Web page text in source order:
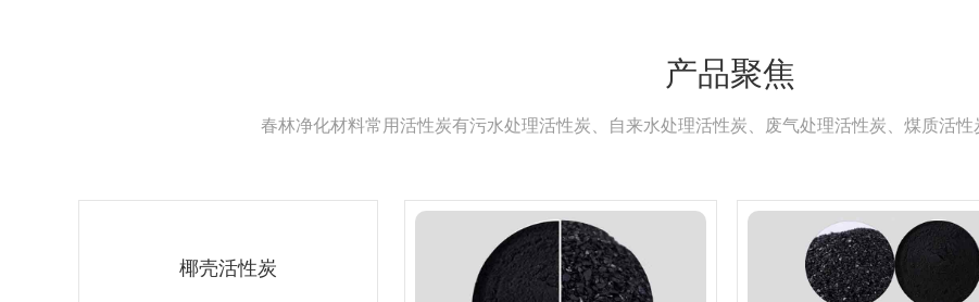
产品聚焦
春林净化材料常用活性炭有污水处理活性炭、自来水处理活性炭、废气处理活性炭、煤质活性
椰壳活性炭